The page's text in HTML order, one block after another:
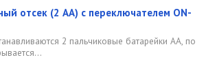
отсек (2 АА) с переключателем ON-
2 пальчиковые батарейки АА, по